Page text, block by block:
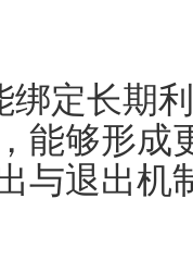
绑定长期
能够形成
与退出机